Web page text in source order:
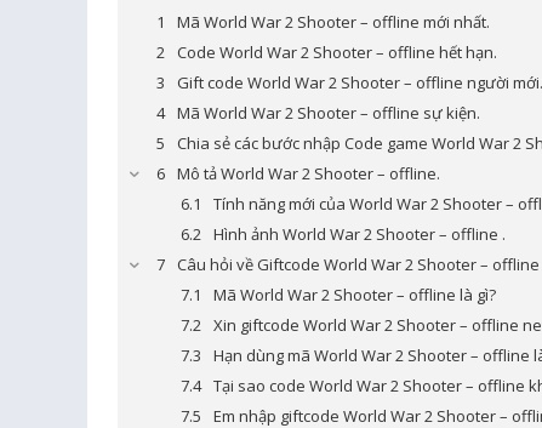
Mã World War 2 Shooter – offline mới nhất.
Code World War 2 Shooter – offline hết hạn.
Gift code World War 2 Shooter – offline người mới.
Mã World War 2 Shooter – offline sự kiện.
Chia sẻ các bước nhập Code game World War 2
Mô tả World War 2 Shooter – offline.
Tính năng mới của World War 2 Shooter –
Hình ảnh World War 2 Shooter – offline .
Câu hỏi về Giftcode World War 2 Shooter – offline
Mã World War 2 Shooter – offline là gì?
Xin giftcode World War 2 Shooter – offline
Hạn dùng mã World War 2 Shooter – offline
Tại sao code World War 2 Shooter – offline
Em nhập giftcode World War 2 Shooter –